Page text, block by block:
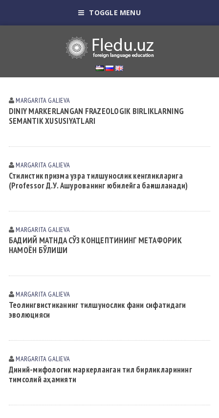
TOGGLE MENU
MARGARITA GАLIEVА
DINIY MARKERLANGAN FRAZEOLOGIK BIRLIKLARNING
SEMANTIK XUSUSIYATLARI
MARGARITA GАLIEVА
Стилистик призма узра тилшунослик кенгликларига
(Professor Д.У. Ашурованинг юбилейга бағишланади)
MARGARITA GАLIEVА
БАДИИЙ МАТНДА СЎЗ КОНЦЕПТИНИНГ МЕТАФОРИК
НАМОЁН БЎЛИШИ
MARGARITA GАLIEVА
Теолингвистиканинг тилшунослик фани сифатидаги
эволюцияси
MARGARITA GАLIEVА
Диний-мифологик маркерланган тил бирликларининг
тимсолий аҳамияти